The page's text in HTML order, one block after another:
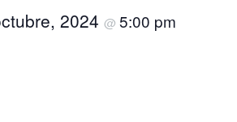
2024 @ 5:00 pm